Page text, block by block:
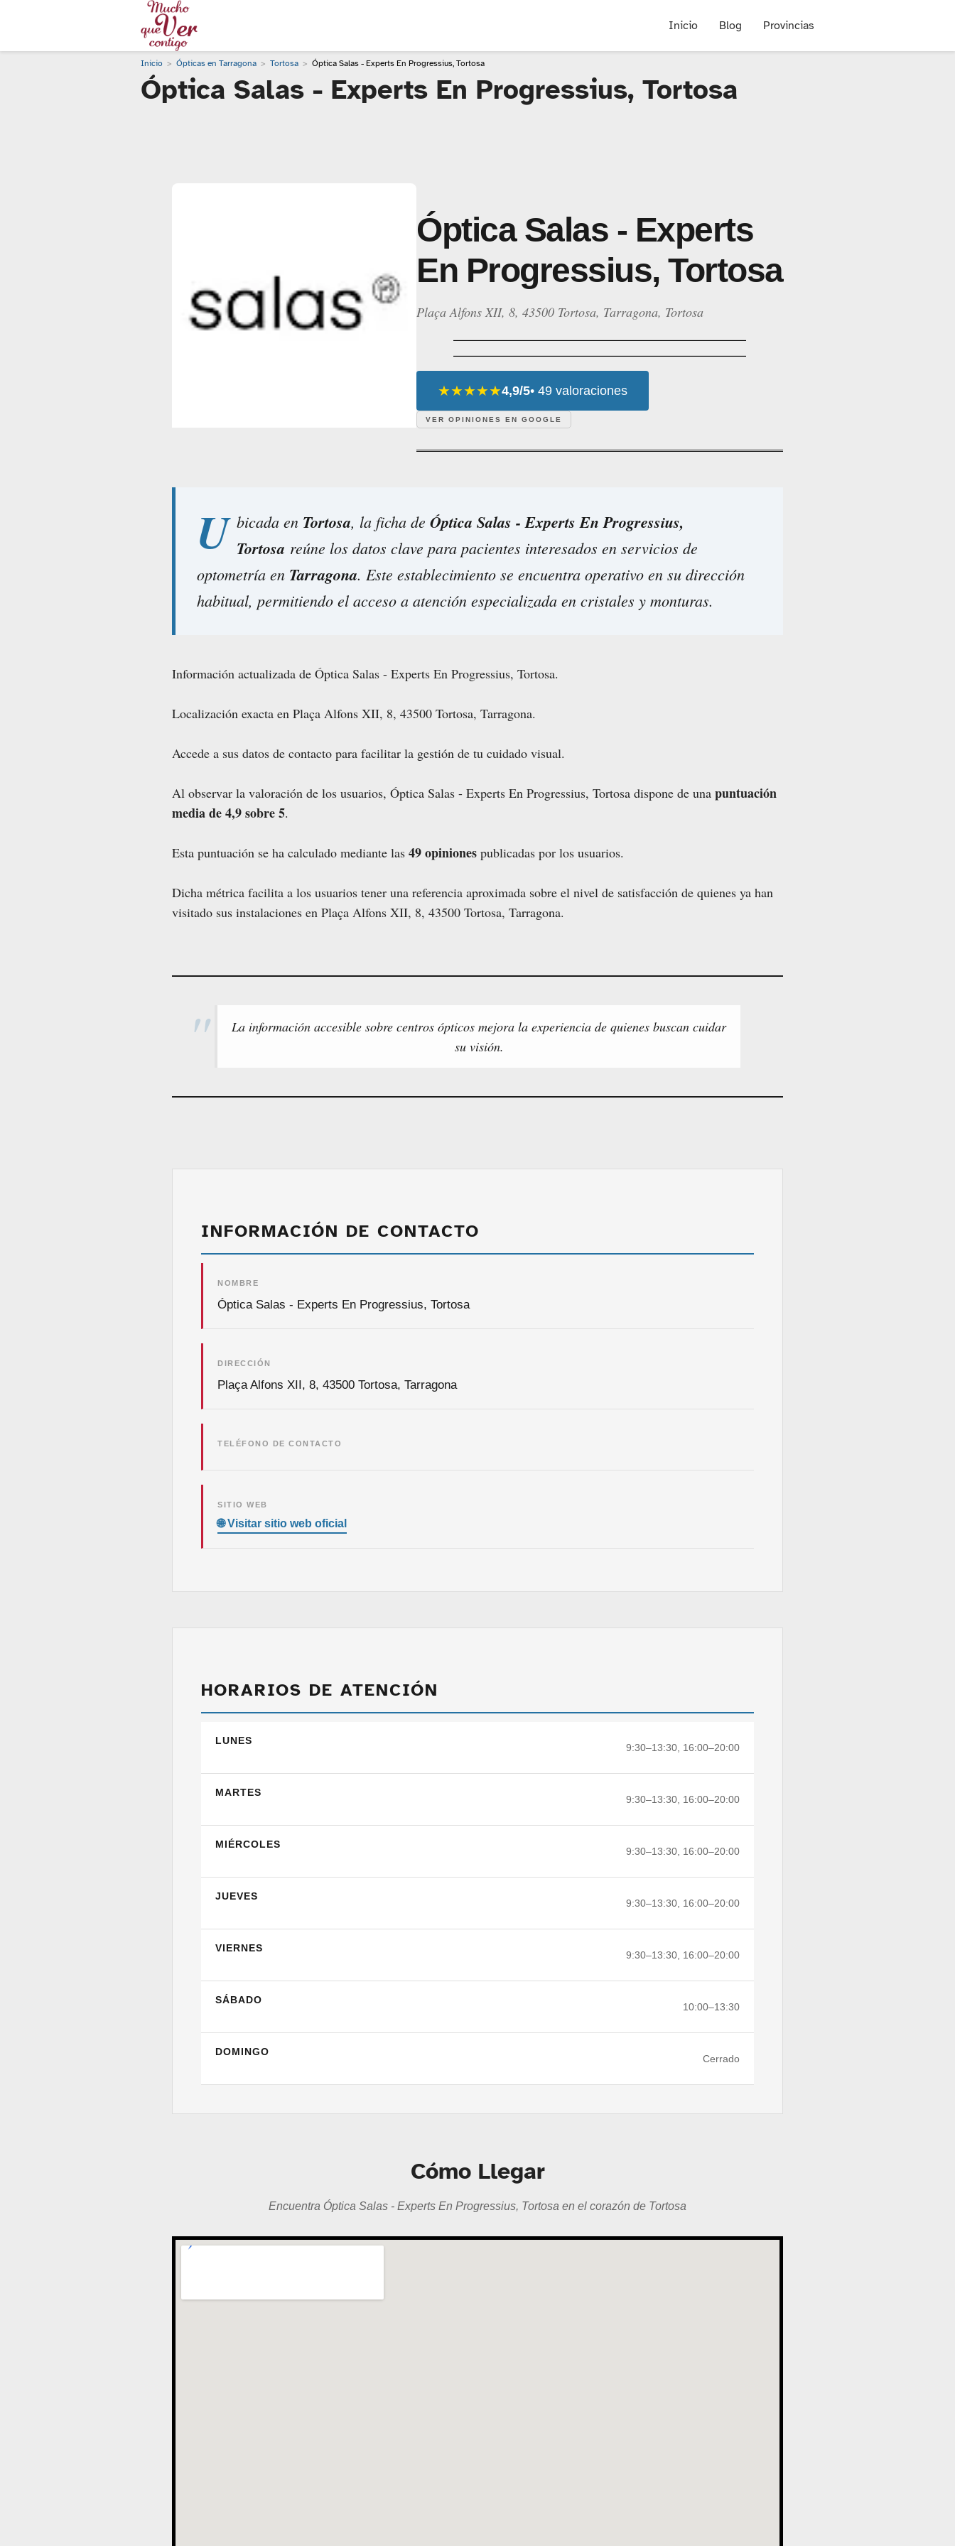
Inicio Blog Provincias
Inicio Ópticas en Tarragona Tortosa Óptica Salas - Experts En Progressius, Tortosa
Óptica Salas - Experts En Progressius, Tortosa
Óptica Salas - Experts
En Progressius, Tortosa
Plaça Alfons XII, 8, 43500 Tortosa, Tarragona, Tortosa
★★★★★4,9/5• 49 valoraciones
VER OPINIONES EN GOOGLE
U bicada en Tortosa, la ficha de Óptica Salas - Experts En Progressius,
Tortosa reúne los datos clave para pacientes interesados en servicios de
optometría en Tarragona. Este establecimiento se encuentra operativo en su dirección
habitual, permitiendo el acceso a atención especializada en cristales y monturas.
Información actualizada de Óptica Salas - Experts En Progressius, Tortosa.
Localización exacta en Plaça Alfons XII, 8, 43500 Tortosa, Tarragona.
Accede a sus datos de contacto para facilitar la gestión de tu cuidado visual.
Al observar la valoración de los usuarios, Óptica Salas - Experts En Progressius, Tortosa dispone de una puntuación
media de 4,9 sobre 5.
Esta puntuación se ha calculado mediante las 49 opiniones publicadas por los usuarios.
Dicha métrica facilita a los usuarios tener una referencia aproximada sobre el nivel de satisfacción de quienes ya han
visitado sus instalaciones en Plaça Alfons XII, 8, 43500 Tortosa, Tarragona.
La información accesible sobre centros ópticos mejora la experiencia de quienes buscan cuidar
su visión.
INFORMACIÓN DE CONTACTO
NOMBRE
Óptica Salas - Experts En Progressius, Tortosa
DIRECCIÓN
Plaça Alfons XII, 8, 43500 Tortosa, Tarragona
TELÉFONO DE CONTACTO
SITIO WEB
HORARIOS DE ATENCIÓN
LUNES
9:30–13:30, 16:00–20:00
MARTES
9:30–13:30, 16:00–20:00
MIÉRCOLES
9:30–13:30, 16:00–20:00
JUEVES
9:30–13:30, 16:00–20:00
VIERNES
9:30–13:30, 16:00–20:00
SÁBADO
10:00–13:30
DOMINGO
Cerrado
Cómo Llegar
Encuentra Óptica Salas - Experts En Progressius, Tortosa en el corazón de Tortosa